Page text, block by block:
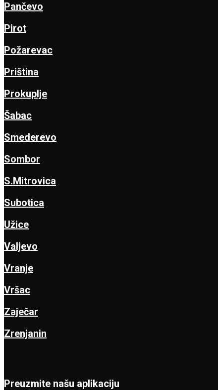
Pančevo
Pirot
Požarevac
Priština
Prokuplje
Šabac
Smederevo
Sombor
S.Mitrovica
Subotica
Užice
Valjevo
Vranje
Vršac
Zaječar
Zrenjanin
Preuzmite našu aplikaciju